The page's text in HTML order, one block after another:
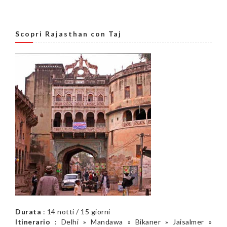
Scopri Rajasthan con Taj
Durata : 14 notti / 15 giorni
Itinerario : Delhi » Mandawa » Bikaner » Jaisalmer »